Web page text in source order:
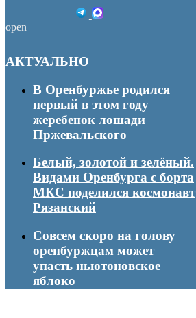
open
АКТУАЛЬНО
В Оренбуржье родился
первый в этом году
жеребенок лошади
Пржевальского
Белый, золотой и зелёный.
Видами Оренбурга с борта
МКС поделился космонавт
Рязанский
Совсем скоро на голову
оренбуржцам может
упасть ньютоновское
яблоко